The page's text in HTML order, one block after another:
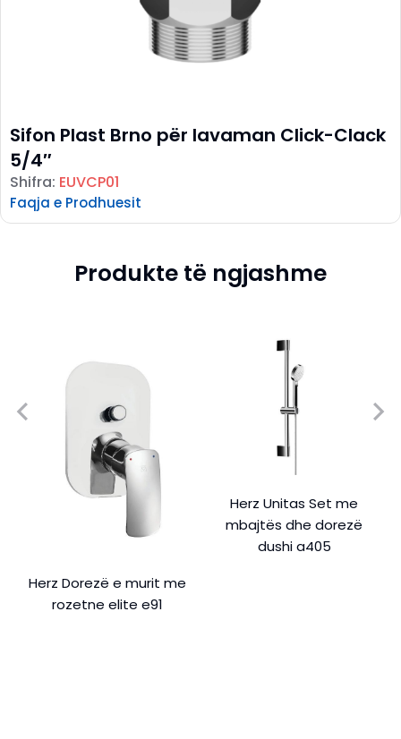
Sifon Plast Brno për lavaman Click-Clack
5/4″
Shifra: EUVCP01
Faqja e Prodhuesit
Produkte të ngjashme
Herz Dorezë e murit me
rozetne elite e91
Herz Unitas Set me
mbajtës dhe dorezë
dushi a405